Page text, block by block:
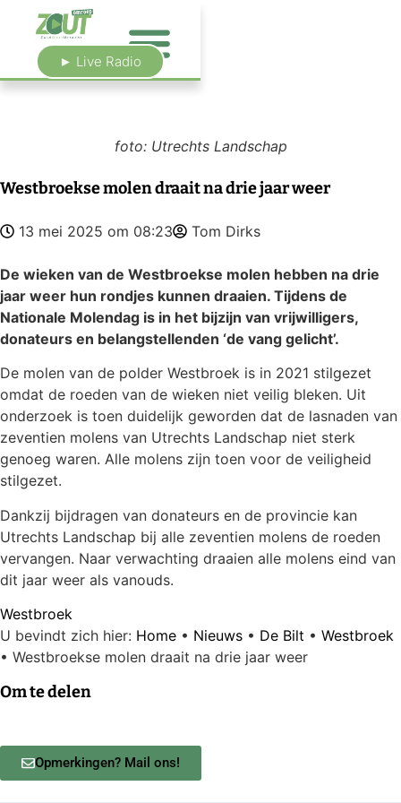
► Live Radio
foto: Utrechts Landschap
Westbroekse molen draait na drie jaar weer
13 mei 2025 om 08:23 Tom Dirks
De wieken van de Westbroekse molen hebben na drie
jaar weer hun rondjes kunnen draaien. Tijdens de
Nationale Molendag is in het bijzijn van vrijwilligers,
donateurs en belangstellenden ‘de vang gelicht’.
De molen van de polder Westbroek is in 2021 stilgezet
omdat de roeden van de wieken niet veilig bleken. Uit
onderzoek is toen duidelijk geworden dat de lasnaden van
zeventien molens van Utrechts Landschap niet sterk
genoeg waren. Alle molens zijn toen voor de veiligheid
stilgezet.
Dankzij bijdragen van donateurs en de provincie kan
Utrechts Landschap bij alle zeventien molens de roeden
vervangen. Naar verwachting draaien alle molens eind van
dit jaar weer als vanouds.
Westbroek
U bevindt zich hier: Home • Nieuws • De Bilt • Westbroek
• Westbroekse molen draait na drie jaar weer
Om te delen
Opmerkingen? Mail ons!